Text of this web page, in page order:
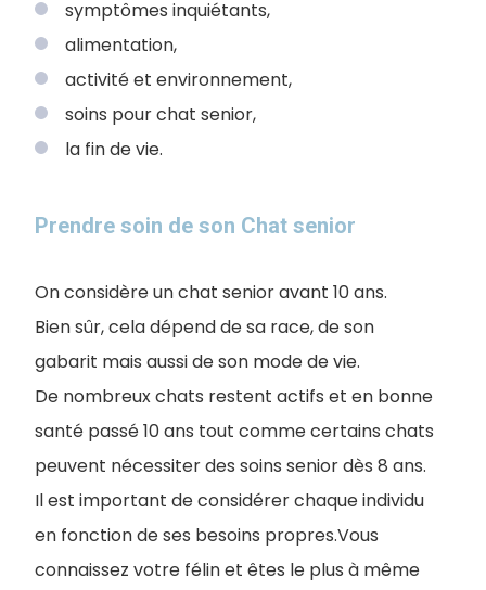
symptômes inquiétants,
alimentation,
activité et environnement,
soins pour chat senior,
la fin de vie.
Prendre soin de son Chat senior
On considère un chat senior avant 10 ans.
Bien sûr, cela dépend de sa race, de son
gabarit mais aussi de son mode de vie.
De nombreux chats restent actifs et en bonne
santé passé 10 ans tout comme certains chats
peuvent nécessiter des soins senior dès 8 ans.
Il est important de considérer chaque individu
en fonction de ses besoins propres.Vous
connaissez votre félin et êtes le plus à même